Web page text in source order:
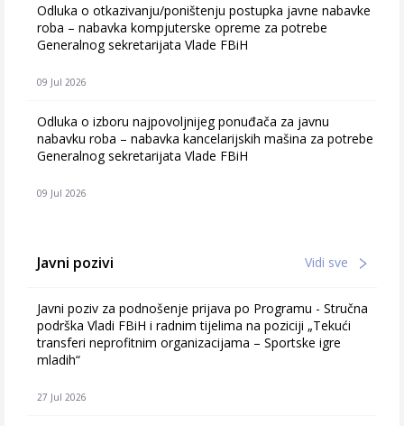
Odluka o otkazivanju/poništenju postupka javne nabavke
roba – nabavka kompjuterske opreme za potrebe
Generalnog sekretarijata Vlade FBiH
09 Jul 2026
Odluka o izboru najpovoljnijeg ponuđača za javnu
nabavku roba – nabavka kancelarijskih mašina za potrebe
Generalnog sekretarijata Vlade FBiH
09 Jul 2026
Javni pozivi Vidi sve
Javni poziv za podnošenje prijava po Programu - Stručna
podrška Vladi FBiH i radnim tijelima na poziciji „Tekući
transferi neprofitnim organizacijama – Sportske igre
mladih“
27 Jul 2026